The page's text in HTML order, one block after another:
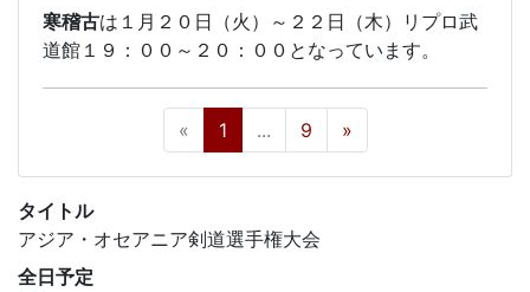
タイトル
アジア・オセアニア剣道選手権大会
全日予定
寒稽古は１月２０日（火）～２２日（木）リプロ武
道館１９：００～２０：００となっています。
« 1 ... 9 »